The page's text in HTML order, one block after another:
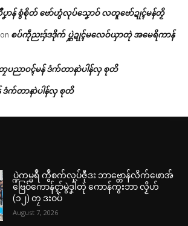
န် စွံစိုတ် ဗော်ဟွံလုပ်သၞောဝ် လတူဗော်ဍုၚ်မန်တၟိ
on စပ်ကဵုညးဒှ်ဒဒိုက် ပ္ဋဲဍုၚ်မလေဝ်ယှာတုဲ အမေရိကာန်
ပညာဝၚ်မန် ဒံက်တာနာဲပါန်လှ စုတိ
ဒံက်တာနာဲပါန်လှ စုတိ
ပ္ဍဲကမ္မရဳ ကွဳစက်လုပ်ဇီုဒး ဘာဗ္တောန်လိက်ဖောအ်
ဗြေဝ်ကောန်ၚာ်မွဲဒၞါဲတုဲ ကောန်ကွးဘာ လၟိဟ်
(၁၂) တၠ ဒးဝပ်
August 7, 2026